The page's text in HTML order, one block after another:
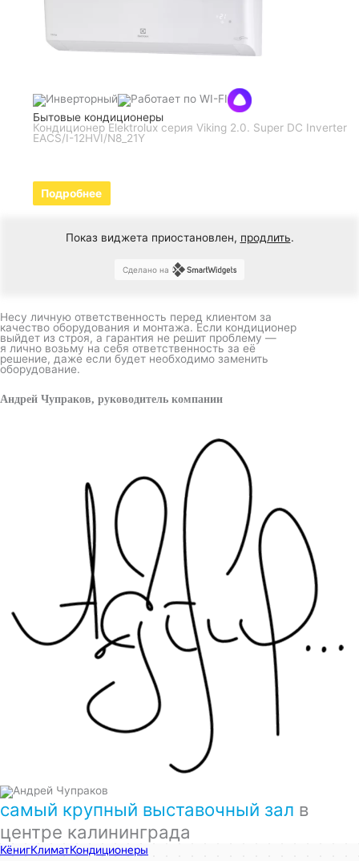
Бытовые кондиционеры
Кондиционер Elektrolux серия Viking 2.0. Super DC Inverter
EACS/I-12HVI/N8_21Y
Подробнее
Показ виджета приостановлен, продлить.
Сделано на
Несу личную ответственность перед клиентом за
качество оборудования и монтажа. Если кондиционер
выйдет из строя, а гарантия не решит проблему —
я лично возьму на себя ответственность за её
решение, даже если будет необходимо заменить
оборудование.
Андрей Чупраков, руководитель компании
самый крупный выставочный зал в
центре калининграда
КёнигКлимат